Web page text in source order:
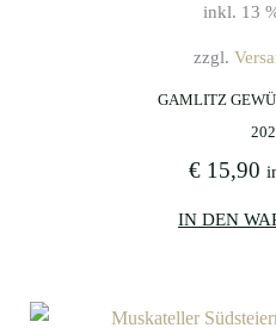
inkl. 13
zzgl.
GAMLITZ
€15,90
IN DEN